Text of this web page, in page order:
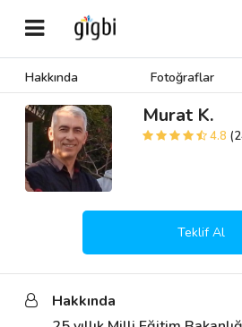
Anasayfa
Giriş Yap
Kayıt Ol
🎈 Biz Kimiz?
Hakkında Fotoğraflar
Murat K.
4.8
Teklif Al
Hakkında